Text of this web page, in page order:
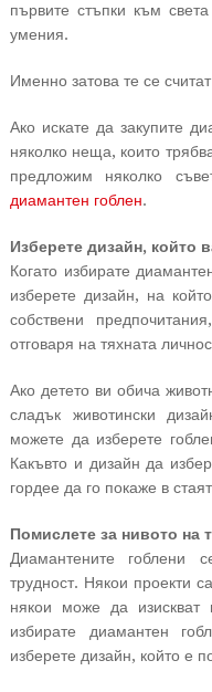
първите стъпки към
умения.
Именно затова те се
Ако искате да закупите
няколко неща, които
предложим няколко
диамантен гоблен.
Изберете дизайн, който
Когато избирате
изберете дизайн, на
собствени
отговаря на тяхната
Ако детето ви обича
сладък животински
можете да изберете
Какъвто и дизайн да
гордее да го покаже в
Помислете за нивото на
Диамантените гоблени
трудност. Някои проекти
някои може да изискват
избирате диамантен
изберете дизайн, който е